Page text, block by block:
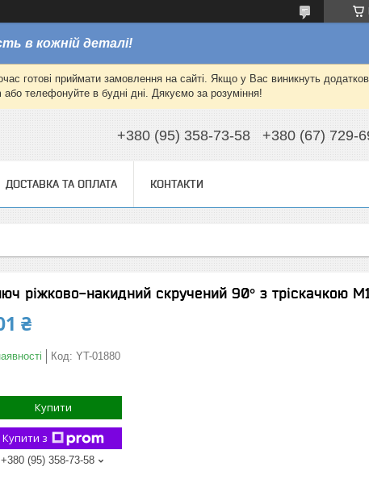
в кожній деталі!
готові приймати замовлення на сайті. Якщо у Вас виникнуть
телефонуйте в будні дні. Дякуємо за розуміння!
+380 (95) 358-73-58 +380 (67) 729-
ДОСТАВКА ТА ОПЛАТА КОНТАКТИ
ріжково-накидний скручений 90° з тріскачкою
₴
Код: YT-01880
Купити
Купити з
+380 (95) 358-73-58